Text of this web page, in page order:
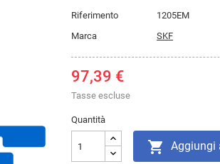
Riferimento
1205EM
Marca
SKF
97,39 €
Tasse escluse
Quantità
 Aggiungi